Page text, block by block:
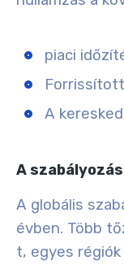
piaci
A
A
A globális
évben. Több
t, egyes